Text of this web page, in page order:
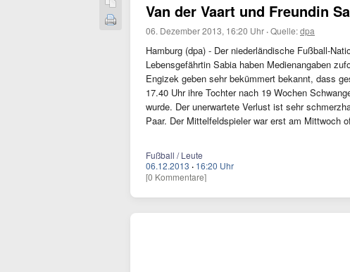
Van der Vaart und Freundin
06. Dezember 2013, 16:20 Uhr ·Quelle:dpa
Hamburg (dpa) - Der niederländische Fußball-
Lebensgefährtin Sabia haben Medienangaben
Engizek geben sehr bekümmert bekannt, dass
17.40 Uhr ihre Tochter nach 19 Wochen
wurde. Der unerwartete Verlust ist sehr
Paar. Der Mittelfeldspieler war erst am Mittwoch
Fußball / Leute
06.12.2013 · 16:20 Uhr
[0 Kommentare]